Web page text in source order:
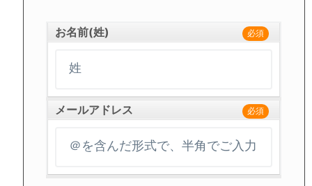
お名前(姓) 必須
メールアドレス 必須